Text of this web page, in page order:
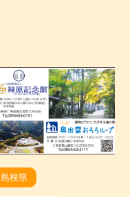
島根県